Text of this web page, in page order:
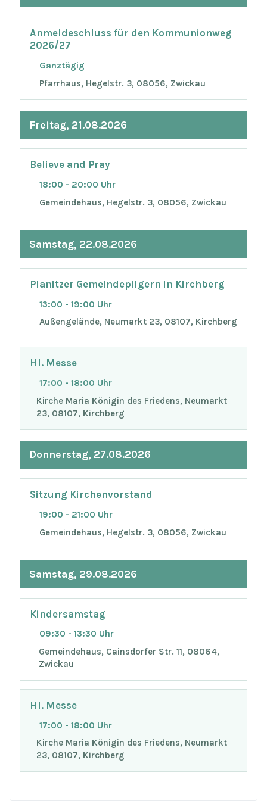
Anmeldeschluss für den Kommunionweg
2026/27
Ganztägig
Pfarrhaus, Hegelstr. 3, 08056, Zwickau
Freitag, 21.08.2026
Believe and Pray
18:00 - 20:00 Uhr
Gemeindehaus, Hegelstr. 3, 08056, Zwickau
Samstag, 22.08.2026
Planitzer Gemeindepilgern in Kirchberg
13:00 - 19:00 Uhr
Außengelände, Neumarkt 23, 08107, Kirchberg
Hl. Messe
17:00 - 18:00 Uhr
Kirche Maria Königin des Friedens, Neumarkt
23, 08107, Kirchberg
Donnerstag, 27.08.2026
Sitzung Kirchenvorstand
19:00 - 21:00 Uhr
Gemeindehaus, Hegelstr. 3, 08056, Zwickau
Samstag, 29.08.2026
Kindersamstag
09:30 - 13:30 Uhr
Gemeindehaus, Cainsdorfer Str. 11, 08064,
Zwickau
Hl. Messe
17:00 - 18:00 Uhr
Kirche Maria Königin des Friedens, Neumarkt
23, 08107, Kirchberg